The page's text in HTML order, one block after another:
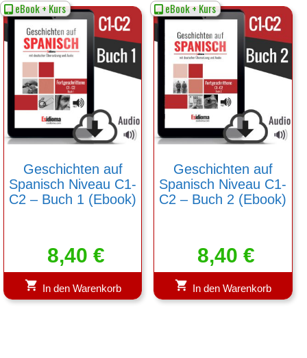
eBook + Kurs
Geschichten auf
Spanisch Niveau C1-
C2 – Buch 1 (Ebook)
8,40€
In den Warenkorb
eBook + Kurs
Geschichten auf
Spanisch Niveau C1-
C2 – Buch 2 (Ebook)
8,40€
In den Warenkorb